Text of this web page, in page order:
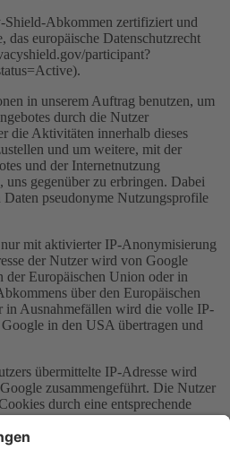
Shield-Abkommen zertifiziert und
das europäische Datenschutzrecht
participant?
in unserem Auftrag benutzen, um
durch die Nutzer
die Aktivitäten innerhalb dieses
und um weitere, mit der
und der Internetnutzung
uns gegenüber zu erbringen. Dabei
Daten pseudonyme Nutzungsprofile
mit aktivierter IP-Anonymisierung
der Nutzer wird von Google
der Europäischen Union oder in
über den Europäischen
in Ausnahmefällen wird die volle IP-
in den USA übertragen und
übermittelte IP-Adresse wird
zusammengeführt. Die Nutzer
durch eine entsprechende
verhindern; die Nutzer können
durch das Cookie erzeugten und